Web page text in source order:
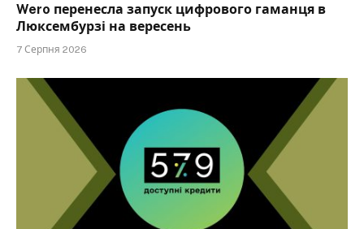
Wero перенесла запуск цифрового гаманця в
Люксембурзі на вересень
7 Серпня 2026